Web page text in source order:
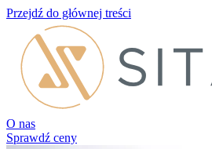
Przejdź do głównej treści
O nas
Sprawdź ceny